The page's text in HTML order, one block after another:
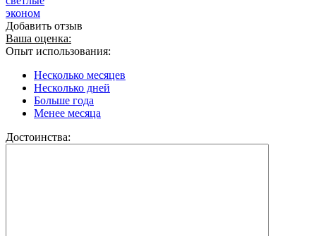
эконом
Добавить отзыв
Ваша оценка:
Опыт использования:
Несколько месяцев
Несколько дней
Больше года
Менее месяца
Достоинства: